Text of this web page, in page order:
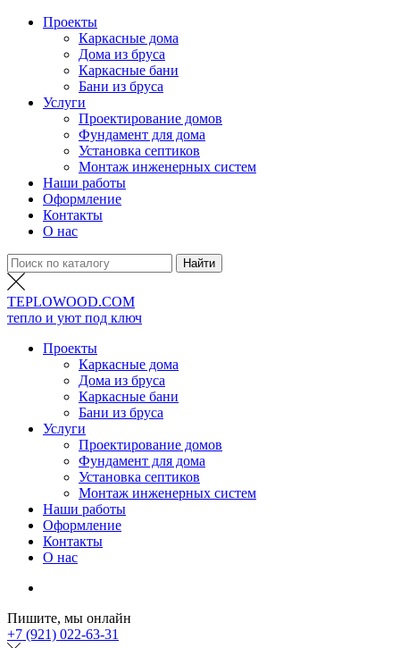
Проекты
Каркасные дома
Дома из бруса
Каркасные бани
Бани из бруса
Услуги
Проектирование домов
Фундамент для дома
Установка септиков
Монтаж инженерных систем
Наши работы
Оформление
Контакты
О нас
TEPLOWOOD.COM
тепло и уют под ключ
Проекты
Каркасные дома
Дома из бруса
Каркасные бани
Бани из бруса
Услуги
Проектирование домов
Фундамент для дома
Установка септиков
Монтаж инженерных систем
Наши работы
Оформление
Контакты
О нас
Пишите, мы онлайн
+7 (921) 022-63-31